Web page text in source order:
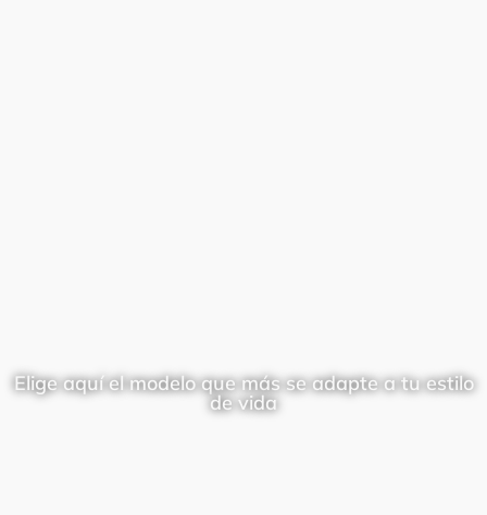
Elige aquí el modelo que más se adapte a tu estilo
de vida